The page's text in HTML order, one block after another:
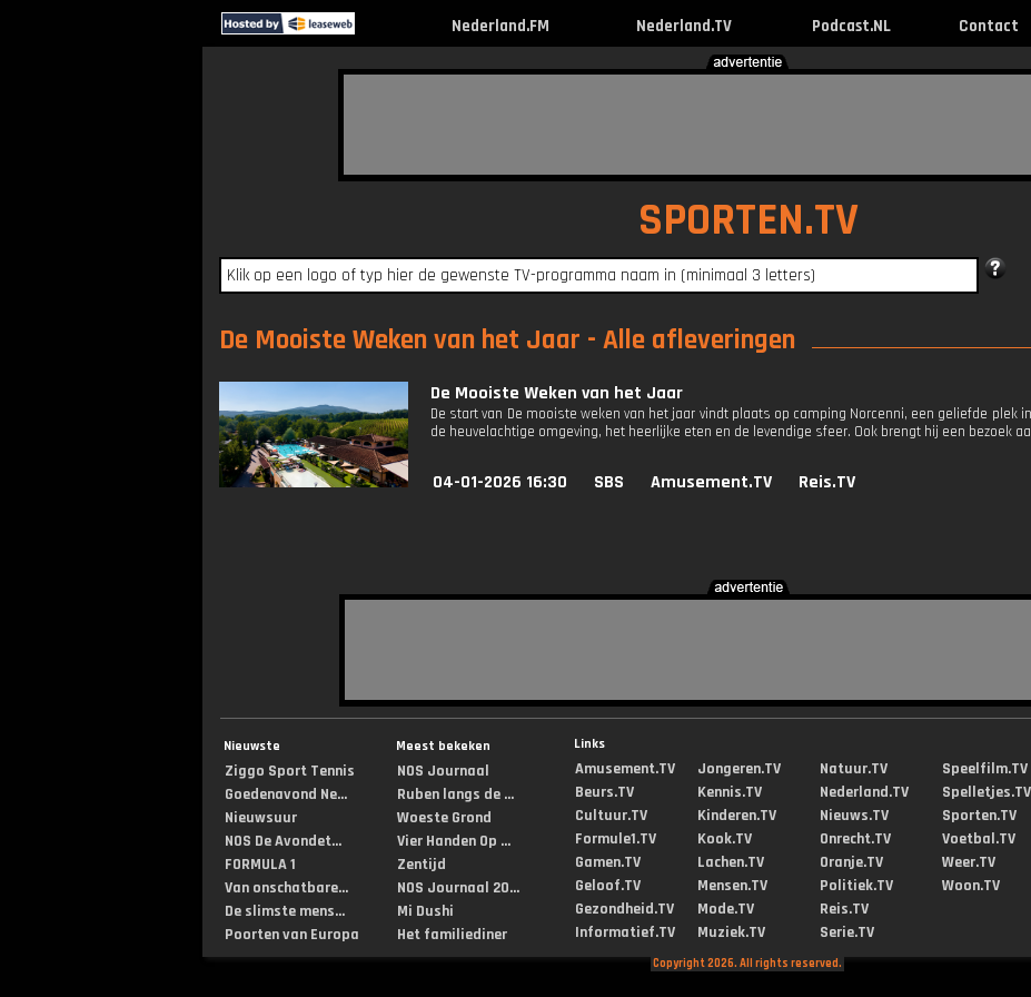
Nederland.FM Nederland.TV Podcast.NL Contact
SPORTEN.TV
De Mooiste Weken van het Jaar - Alle afleveringen
De Mooiste Weken van het Jaar
De start van De mooiste weken van het jaar vindt plaats op camping Norcenni, een geliefde plek
de heuvelachtige omgeving, het heerlijke eten en de levendige sfeer. Ook brengt hij een bezoek
04-01-2026 16:30 SBS Amusement.TV Reis.TV
Nieuwste
Ziggo Sport Tennis
Goedenavond Ne...
Nieuwsuur
NOS De Avondet...
FORMULA 1
Van onschatbare...
De slimste mens...
Poorten van Europa
Meest bekeken
NOS Journaal
Ruben langs de ...
Woeste Grond
Vier Handen Op ...
Zentijd
NOS Journaal 20...
Mi Dushi
Het familiediner
Links
Amusement.TV
Beurs.TV
Cultuur.TV
Formule1.TV
Gamen.TV
Geloof.TV
Gezondheid.TV
Informatief.TV
Jongeren.TV
Kennis.TV
Kinderen.TV
Kook.TV
Lachen.TV
Mensen.TV
Mode.TV
Muziek.TV
Natuur.TV
Nederland.TV
Nieuws.TV
Onrecht.TV
Oranje.TV
Politiek.TV
Reis.TV
Serie.TV
Speelfilm.TV
Spelletjes.TV
Sporten.TV
Voetbal.TV
Weer.TV
Woon.TV
Copyright 2026. All rights reserved.